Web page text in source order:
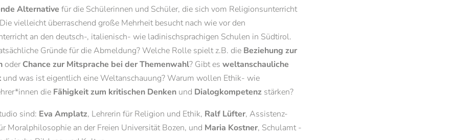
Gasthörer
in Brixen
Studium Generale 2025/26
Pastorale und theologische Fortbildung
Studientage
Angebote für Schulen
Empirische Werte- und Religionsforschung
Alternative für die Schülerinnen und Schüler, die sich vom Religionsunterricht
vielleicht überraschend große Mehrheit besucht nach wie vor den
an den deutsch-, italienisch- wie ladinischsprachigen Schulen in Südtirol.
Gründe für die Abmeldung? Welche Rolle spielt z.B. die Beziehung zur
oderChance zur Mitsprache bei der Themenwahl? Gibt es weltanschauliche
und was ist eigentlich eine Weltanschauung? Warum wollen Ethik- wie
die Fähigkeit zum kritischen Denken und Dialogkompetenz stärken?
sind: Eva Amplatz, Lehrerin für Religion und Ethik, Ralf Lüfter, Assistenz-
Moralphilosophie an der Freien Universität Bozen, und Maria Kostner, Schulamt -
Familie Herr Frau
Vorname* Nachname*
E-Mail*
Einwilligung Marketing*